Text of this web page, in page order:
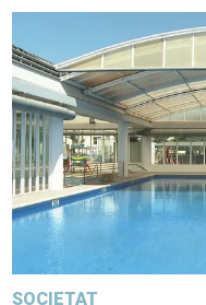
SOCIETAT